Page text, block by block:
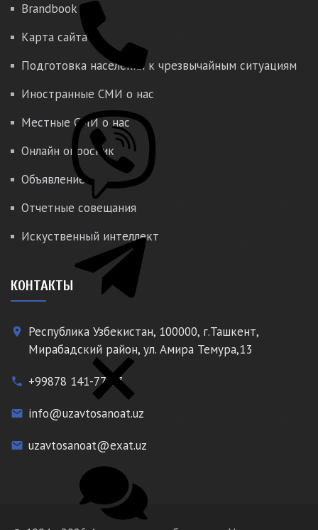
Brandbook
Карта сайта
Подготовка населения к чрезвычайным ситуациям
Иностранные СМИ о нас
Местные СМИ о нас
Онлайн опросник
Объявление
Отчетные совещания
Искуственный интеллект
КОНТАКТЫ
place
Республика Узбекистан, 100000, г.Ташкент,
Мирабадский район, ул. Амира Темура,13
phone +99878 141-77-77
email info@uzavtosanoat.uz
email uzavtosanoat@exat.uz